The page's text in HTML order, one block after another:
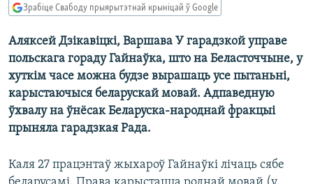
Перайсьці
пошуку
ВАЙНА
БЕЛАРУСЫ НА ВАЙНЕ
ПАЛІТВЯЗЬНІ
КУЛЬТУРА
КАЛЯНДАР
КНІГІ
АЎДЫЁКНІГІ
PREMIUM
МОВА
НА ХВАЛЯХ СВАБОДЫ
FACEBOOK
TWITTER
Усе сайты РС/РСЭ
Зрабіце Свабоду прыярытэтнай крыніцай ў Google
Аляксей Дзікавіцкі, Варшава У гарадзкой управе
польскага гораду Гайнаўка, што на Беласточчыне, у
хуткім часе можна будзе вырашаць усе пытаньні,
карыстаючыся беларускай мовай. Адпаведную
ўхвалу на ўнёсак Беларуска-народнай фракцыі
прыняла гарадзкая Рада.
Каля 27 працэнтаў жыхароў Гайнаўкі лічаць сябе